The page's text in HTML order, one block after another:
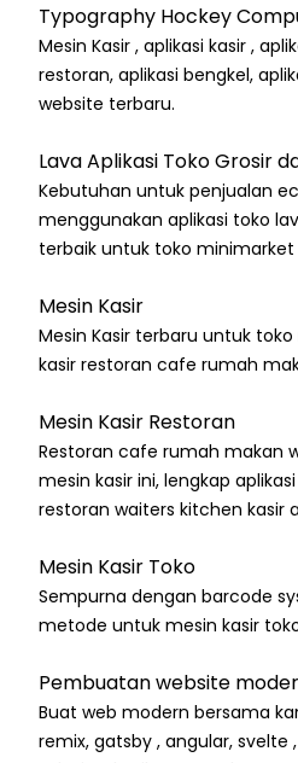
Typography Hockey
Mesin Kasir , aplikasi kasir ,
restoran, aplikasi bengkel,
website terbaru.
Lava Aplikasi Toko Grosir
Kebutuhan untuk penjualan
menggunakan aplikasi toko
terbaik untuk toko minimarket
Mesin Kasir
Mesin Kasir terbaru untuk
kasir restoran cafe rumah
Mesin Kasir Restoran
Restoran cafe rumah makan
mesin kasir ini, lengkap
restoran waiters kitchen kasir
Mesin Kasir Toko
Sempurna dengan barcode
metode untuk mesin kasir
Pembuatan website
Buat web modern bersama
remix, gatsby , angular, svelte